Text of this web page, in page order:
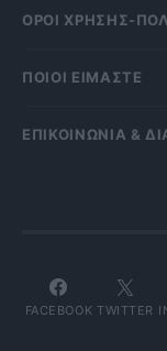
OΡΟΙ ΧΡΗΣΗΣ-
ΠΟΙΟΙ ΕΙΜΑΣΤΕ
ΕΠΙΚΟΙΝΩΝΙΑ &
FACEBOOK TWITTER